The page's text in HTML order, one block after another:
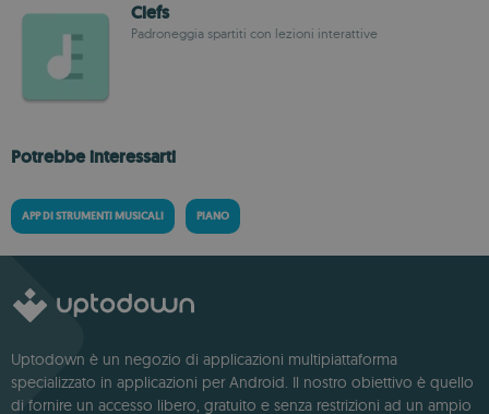
Clefs
Padroneggia spartiti con lezioni interattive
Potrebbe interessarti
APP DI STRUMENTI MUSICALI PIANO
Uptodown è un negozio di applicazioni multipiattaforma
specializzato in applicazioni per Android. Il nostro obiettivo è quello
di fornire un accesso libero, gratuito e senza restrizioni ad un ampio